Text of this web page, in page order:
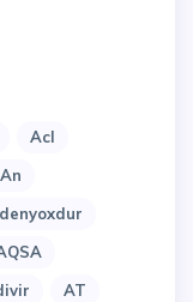
Acl
An
AT